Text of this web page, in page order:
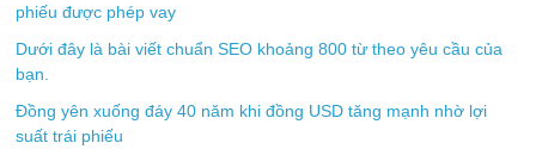
phiếu được phép vay
Dưới đây là bài viết chuẩn SEO khoảng 800 từ theo yêu cầu của
bạn.
Đồng yên xuống đáy 40 năm khi đồng USD tăng mạnh nhờ lợi
suất trái phiếu